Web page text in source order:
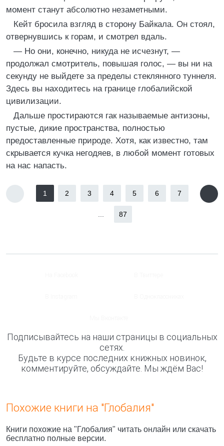
момент станут абсолютно незаметными.
Кейт бросила взгляд в сторону Байкала. Он стоял,
отвернувшись к горам, и смотрел вдаль.
— Но они, конечно, никуда не исчезнут, —
продолжал смотритель, повышая голос, — вы ни на
секунду не выйдете за пределы стеклянного туннеля.
Здесь вы находитесь на границе глобалийской
цивилизации.
Дальше простираются гак называемые антизоны,
пустые, дикие пространства, полностью
предоставленные природе. Хотя, как известно, там
скрывается кучка негодяев, в любой момент готовых
на нас напасть.
1 2 3 4 5 6 7
87
Подписывайтесь на наши страницы в социальных
сетях.
Будьте в курсе последних книжных новинок,
комментируйте, обсуждайте. Мы ждём Вас!
Похожие книги на "Глобалия"
Книги похожие на "Глобалия" читать онлайн или скачать
бесплатно полные версии.